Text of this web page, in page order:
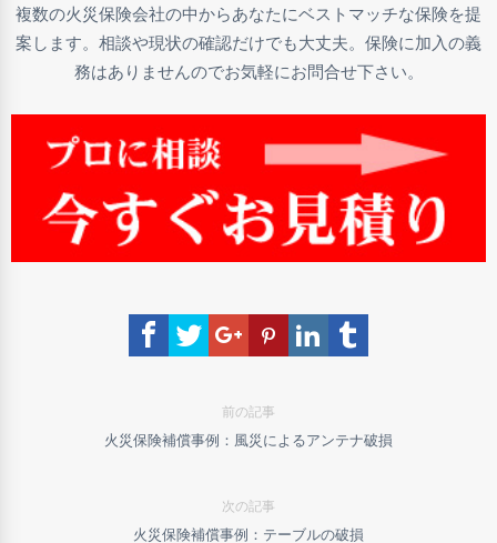
複数の火災保険会社の中からあなたにベストマッチな保険を提
案します。相談や現状の確認だけでも大丈夫。保険に加入の義
務はありませんのでお気軽にお問合せ下さい。
前の記事
火災保険補償事例：風災によるアンテナ破損
次の記事
火災保険補償事例：テーブルの破損